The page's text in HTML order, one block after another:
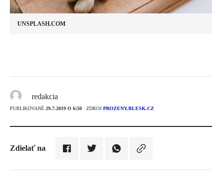
UNSPLASH.COM
redakcia
PUBLIKOVANÉ 29.7.2019 O 6:50 · ZDROJ PROZENY.BLESK.CZ
Zdielať na